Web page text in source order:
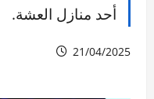
أحد منازل العشة.
21/04/2025